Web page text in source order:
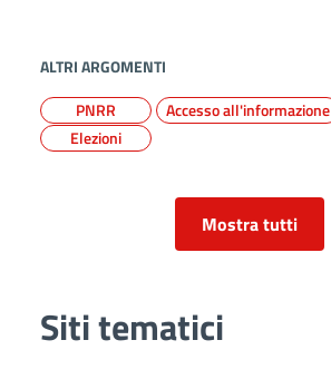
ALTRI ARGOMENTI
PNRR
Accesso all'informazione
Elezioni
Mostra tutti
Siti tematici